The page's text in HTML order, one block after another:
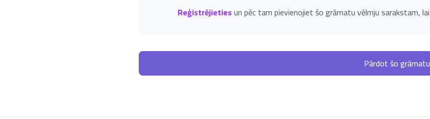
Reģistrējietiesun pēc tam pievienojiet šo grāmatu vēlmju sarakstam,
Pārdot šo grāmatu